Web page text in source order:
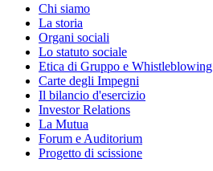
Chi siamo
La storia
Organi sociali
Lo statuto sociale
Etica di Gruppo e Whistleblowing
Carte degli Impegni
Il bilancio d'esercizio
Investor Relations
La Mutua
Forum e Auditorium
Progetto di scissione